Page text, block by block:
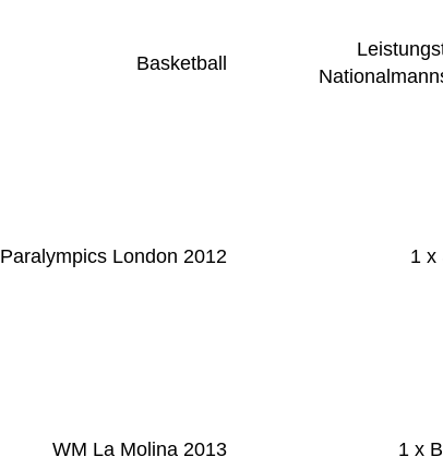
Basketball
Paralympics London 2012 1 x
WM La Molina 2013 1 x